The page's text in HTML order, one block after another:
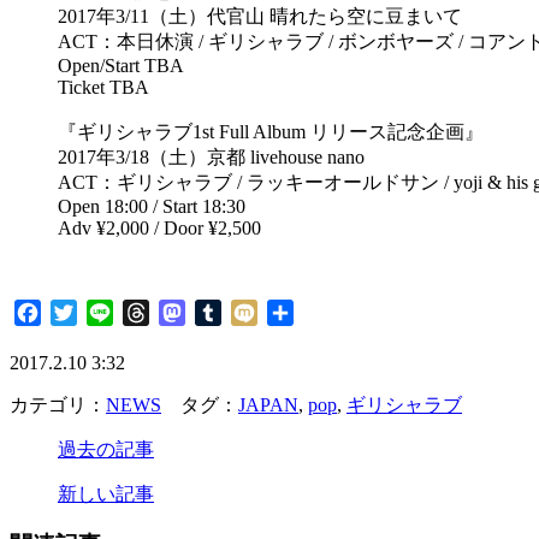
2017年3/11（土）代官山 晴れたら空に豆まいて
ACT：本日休演 / ギリシャラブ / ボンボヤーズ / コアン
Open/Start TBA
Ticket TBA
『ギリシャラブ1st Full Album リリース記念企画』
2017年3/18（土）京都 livehouse nano
ACT：ギリシャラブ / ラッキーオールドサン / yoji & his
Open 18:00 / Start 18:30
Adv ¥2,000 / Door ¥2,500
FacebookTwitterLine ThreadsMastodonTumblrMixi
2017.2.10 3:32
カテゴリ： NEWS タグ： JAPAN, pop, ギリシャラブ
過去の記事
新しい記事